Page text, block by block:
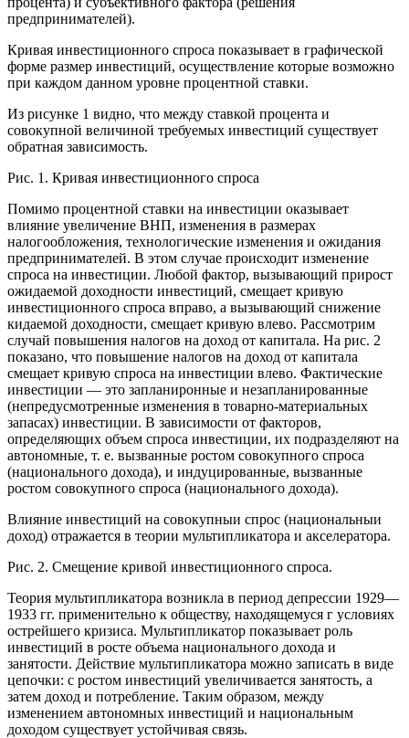
предпринимателей).
Кривая инвестиционного спроса показывает в графической
форме размер инвестиций, осуществление которые возможно
при каждом данном уровне процентной ставки.
Из рисунке 1 видно, что между ставкой процента и
совокупной величиной требуемых инвестиций существует
обратная зависимость.
Рис. 1. Кривая инвестиционного спроса
Помимо процентной ставки на инвестиции оказывает
влияние увеличение ВНП, изменения в размерах
налогообложения, технологические изменения и ожидания
предпринимателей. В этом случае происходит изменение
спроса на инвестиции. Любой фактор, вызывающий прирост
ожидаемой доходности инвестиций, смещает кривую
инвестиционного спроса вправо, а вызывающий снижение
кидаемой доходности, смещает кривую влево. Рассмотрим
случай повышения налогов на доход от капитала. На рис. 2
показано, что повышение налогов на доход от капитала
смещает кривую спроса на инвестиции влево. Фактические
инвестиции — это запланиронные и незапланированные
(непредусмотренные изменения в товарно-материальных
запасах) инвестиции. В зависимости от факторов,
определяющих объем спроса инвестиции, их подразделяют на
автономные, т. е. вызванные ростом совокупного спроса
(национального дохода), и индуцированные, вызванные
ростом совокупного спроса (национального дохода).
Влияние инвестиций на совокупныи спрос (национальныи
доход) отражается в теории мультипликатора и акселератора.
Рис. 2. Смещение кривой инвестиционного спроса.
Теория мультипликатора возникла в период депрессии 1929—
1933 гг. применительно к обществу, находящемуся г условиях
острейшего кризиса. Мультипликатор показывает роль
инвестиций в росте объема национального дохода и
занятости. Действие мультипликатора можно записать в виде
цепочки: с ростом инвестиций увеличивается занятость, а
затем доход и потребление. Таким образом, между
изменением автономных инвестиций и национальным
доходом существует устойчивая связь.